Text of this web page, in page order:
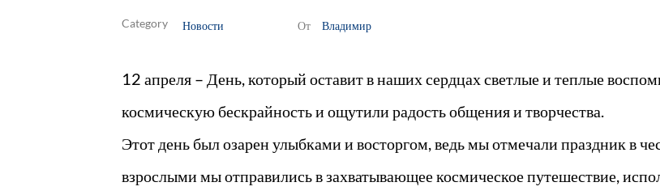
От Владимир
Новости
12 апреля – День, который оставит в наших сердцах светлые и теплые
космическую бескрайность и ощутили радость общения и творчества.
Этот день был озарен улыбками и восторгом, ведь мы отмечали праздник в
взрослыми мы отправились в захватывающее космическое путешествие,